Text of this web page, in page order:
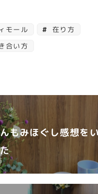
モール
在り方
合い方
もみほぐし感想を